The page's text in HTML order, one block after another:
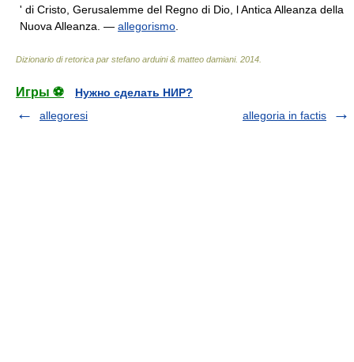
' di Cristo, Gerusalemme del Regno di Dio, l Antica Alleanza della
Nuova Alleanza. — allegorismo
Dizionario di retorica par stefano arduini & matteo damiani. 2014
Игры ⚽
Нужно сделать НИР?
allegoresi
allegoria in factis